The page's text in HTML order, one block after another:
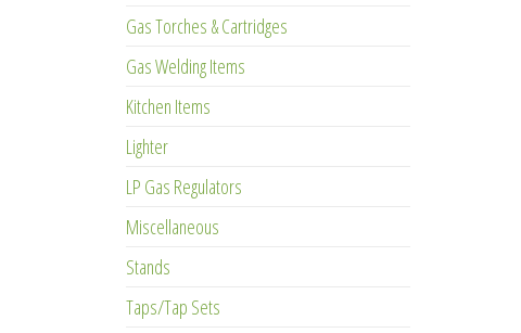
Gas Torches & Cartridges
Gas Welding Items
Kitchen Items
Lighter
LP Gas Regulators
Miscellaneous
Stands
Taps/Tap Sets